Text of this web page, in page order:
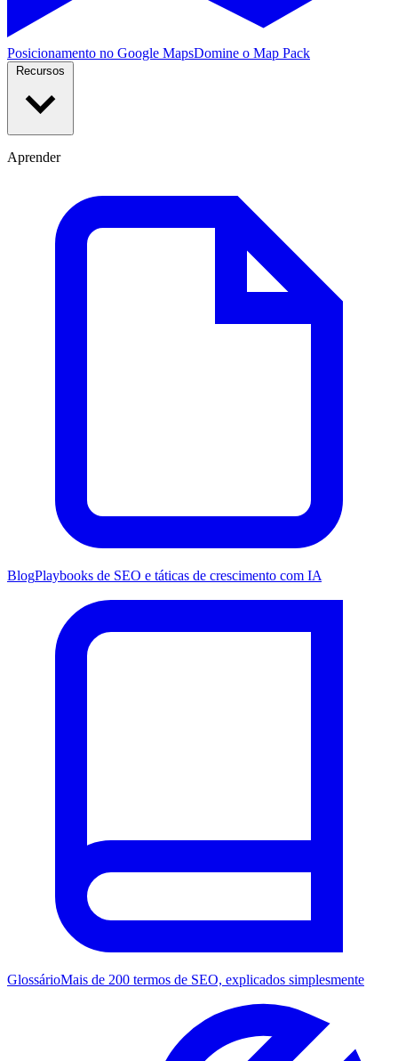
Posicionamento no Google MapsDomine o Map Pack
Aprender
BlogPlaybooks de SEO e táticas de crescimento com IA
GlossárioMais de 200 termos de SEO, explicados simplesmente